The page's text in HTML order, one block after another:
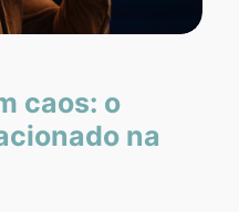
caos: o
na